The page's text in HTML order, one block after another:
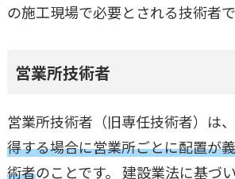
の施工現場で必要とされる技術者で
営業所技術者
営業所技術者（旧専任技術者）は、
得する場合に営業所ごとに配置が
術者のことです。 建設業法に基づい